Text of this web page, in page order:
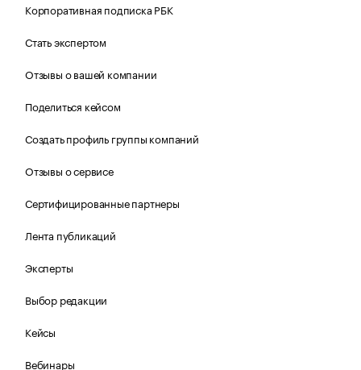
Корпоративная подписка РБК
Стать экспертом
Отзывы о вашей компании
Поделиться кейсом
Создать профиль группы компаний
Отзывы о сервисе
Сертифицированные партнеры
Лента публикаций
Эксперты
Выбор редакции
Кейсы
Вебинары